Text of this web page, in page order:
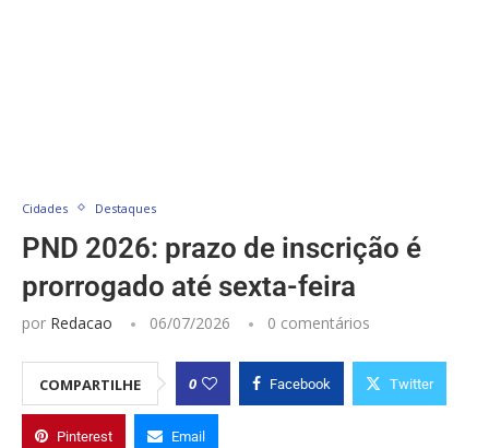
Cidades Destaques
PND 2026: prazo de inscrição é
prorrogado até sexta-feira
por Redacao 06/07/2026 0 comentários
COMPARTILHE 0 Facebook Twitter
Pinterest Email